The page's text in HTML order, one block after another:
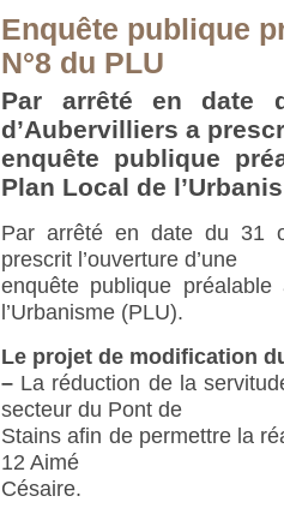
Enquête publique
N°8 du PLU
Par arrêté en date
d’Aubervilliers a
enquête publique
Plan Local de
Par arrêté en date du 31
prescrit l’ouverture d’une
enquête publique
l’Urbanisme (PLU).
Le projet de modification
– La réduction de la
secteur du Pont de
Stains afin de permettre la
12 Aimé
Césaire.